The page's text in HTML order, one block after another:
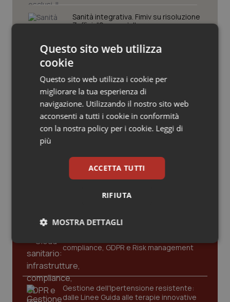
Oncologia & Nutrizione
Psoriasi & pelle
Quotidiano Cardiologia
Quotidiano Chirurgia
Quotidiano Oncologia
Salute orale & impianti
Sangue & coagulazione
Tiroide
Sanità integrativa. Fimiv su risoluzione
Zaffini: “Serva un’alleanza per
FNCF e SCI firmano l’accordo quadro
Chimica, per la ricerca e la cultura
scientifica
Comparto sanità. Siaps su rinnovo
contratto: “Bene risorse stanziate,
ma la distribuzione crea disparità tra
Ultime analisi e review da QS Pro
compliance, GDPR e Risk management
Gestione dell'Ipertensione resistente:
dalle Linee Guida alle terapie innovative
Questo sito web utilizza
cookie
Questo sito web utilizza i cookie per
migliorare la tua esperienza di
navigazione. Utilizzando il nostro sito web
acconsenti a tutti i cookie in conformità
con la nostra policy per i cookie. Leggi di
più
ACCETTA TUTTI
RIFIUTA
MOSTRA DETTAGLI
Necessari Statistici Marketing